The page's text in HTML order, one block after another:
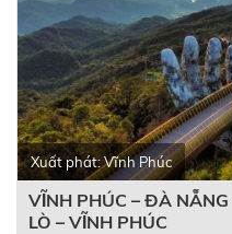
Xuất phát: Vĩnh Phúc
VĨNH PHÚC – ĐÀ
LÒ – VĨNH PHÚC